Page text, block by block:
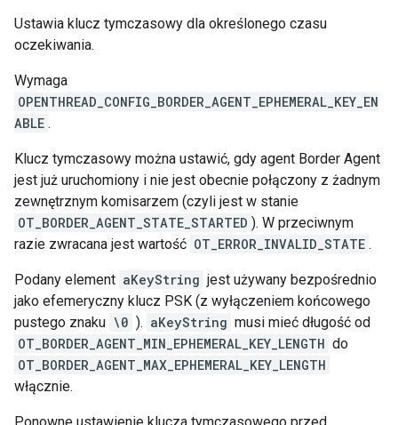
Ustawia klucz tymczasowy dla określonego czasu
oczekiwania.
Wymaga
OPENTHREAD_CONFIG_BORDER_AGENT_EPHEMERAL_KEY_EN
ABLE .
Klucz tymczasowy można ustawić, gdy agent Border Agent
jest już uruchomiony i nie jest obecnie połączony z żadnym
zewnętrznym komisarzem (czyli jest w stanie
OT_BORDER_AGENT_STATE_STARTED ). W przeciwnym
razie zwracana jest wartość OT_ERROR_INVALID_STATE .
Podany element aKeyString jest używany bezpośrednio
jako efemeryczny klucz PSK (z wyłączeniem końcowego
pustego znaku \0 ). aKeyString musi mieć długość od
OT_BORDER_AGENT_MIN_EPHEMERAL_KEY_LENGTH do
OT_BORDER_AGENT_MAX_EPHEMERAL_KEY_LENGTH
włącznie.